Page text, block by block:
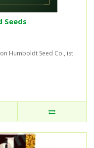
Seeds
Humboldt Seed Co., ist